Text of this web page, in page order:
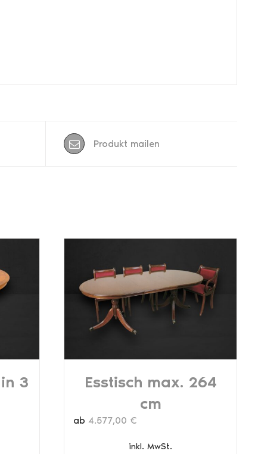
Produkt mailen
3
Esstisch max. 264
cm
ab 4.577,00 €
inkl. MwSt.